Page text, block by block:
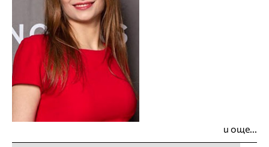
и още...